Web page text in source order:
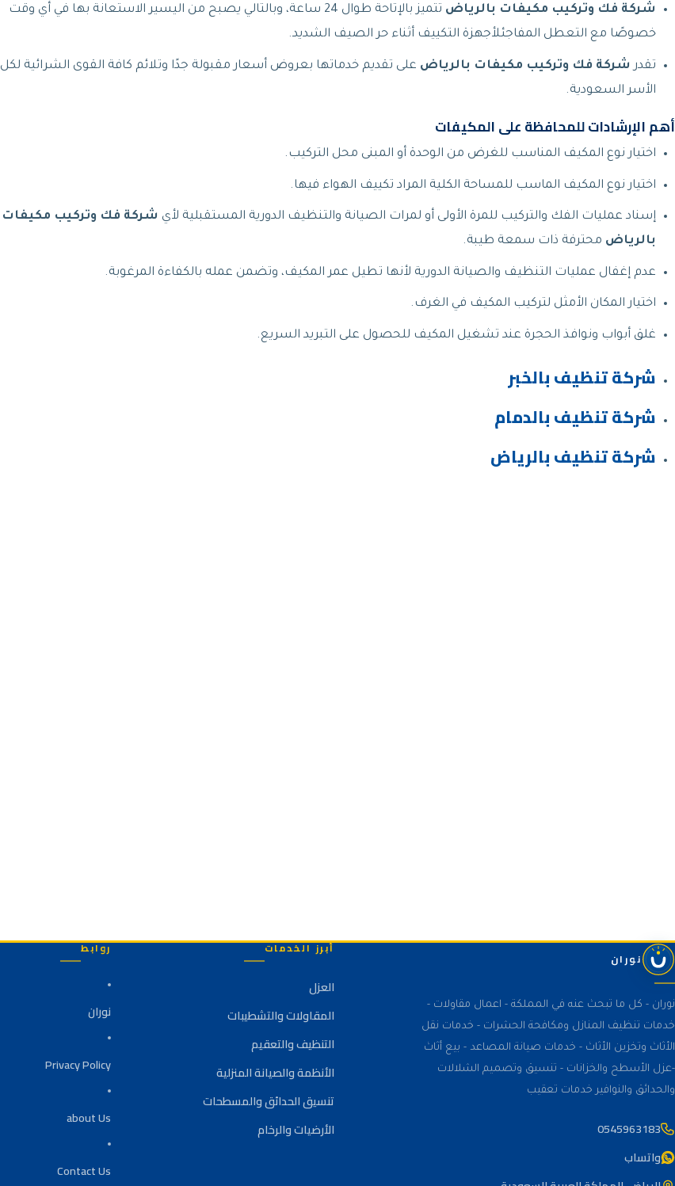
شركة فك وتركيب مكيفات بالرياض
تتميز بالإتاحة طوال 24 ساعة، وبالتالي يصبح من اليسير الاستعانة بها في أي وقت
خصوصًا مع التعطل المفاجئلأجهزة التكييف أثناء حر الصيف الشديد.
تقدر شركة فك وتركيب مكيفات بالرياض على تقديم خدماتها بعروض أسعار مقبولة جدًا وتلائم كافة القوى الشرائية لكل
الأسر السعودية.
أهم الإرشادات للمحافظة على المكيفات
اختيار نوع المكيف المناسب للغرض من الوحدة أو المبنى محل التركيب.
اختيار نوع المكيف الماسب للمساحة الكلية المراد تكييف الهواء فيها.
إسناد عمليات الفك والتركيب للمرة الأولى أو لمرات الصيانة والتنظيف الدورية المستقبلية لأي شركة فك وتركيب مكيفات
بالرياض محترفة ذات سمعة طيبة.
عدم إغفال عمليات التنظيف والصيانة الدورية لأنها تطيل عمر المكيف، وتضمن عمله بالكفاءة المرغوبة.
اختيار المكان الأمثل لتركيب المكيف في الغرف.
غلق أبواب ونوافذ الحجرة عند تشغيل المكيف للحصول على التبريد السريع.
شركة تنظيف بالخبر
شركة تنظيف بالدمام
شركة تنظيف بالرياض
نوران
نوران - كل ما تبحث عنه في المملكة - اعمال مقاولات -
خدمات تنظيف المنازل ومكافحة الحشرات - خدمات نقل
الأثاث وتخزين الأثاث - خدمات صيانة المصاعد - بيع أثاث
-عزل الأسطح والخزانات - تنسيق وتصميم الشلالات
والحدائق والنوافير خدمات تعقيب
0545963183
واتساب
أبرز الخدمات
العزل
المقاولات والتشطيبات
التنظيف والتعقيم
الأنظمة والصيانة المنزلية
تنسيق الحدائق والمسطحات
الأرضيات والرخام
روابط
نوران
Privacy Policy
about Us
Contact Us